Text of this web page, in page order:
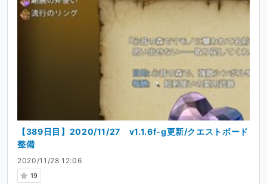
2020/11/28 12:06
19
【389日目】2020/11/27 v1.1.6f-g更新/クエストボード
整備